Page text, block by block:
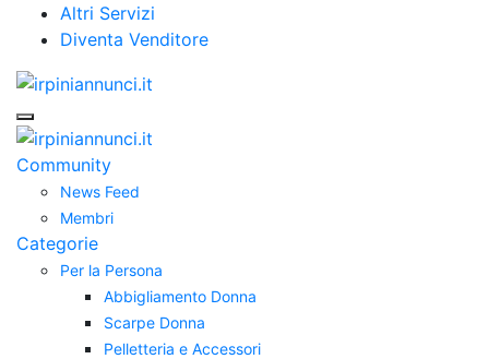
Altri Servizi
Diventa Venditore
Community
News Feed
Membri
Categorie
Per la Persona
Abbigliamento Donna
Scarpe Donna
Pelletteria e Accessori